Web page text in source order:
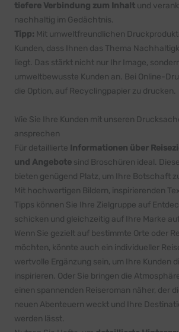
tiefere Verbindung zum Inhalt und
nachhaltig im Gedächtnis.
Tipp: Mit umweltfreundlichen
Kunden, dass Ihnen das Thema
liegt. Das stärkt nicht nur Ihr Image,
umweltbewusste Kunden an. Bei Online-
die Option, auf Recyclingpapier zu drucken.
Wie Sie Ihre Kunden mit unseren
ansprechen
Für detaillierte Informationen über
und Angebote sind Broschüren ideal.
bieten genügend Platz, um Ihre Botschaft
Mit hochwertigen Bildern, inspirierenden
Tipps können Sie Ihre Zielgruppe auf
schicken und gleichzeitig auf Ihre Marke
Wenn Sie gezielt auf bestimmte Orte oder
möchten, könnte auch ein individueller
wertvolle Ergänzung sein, um Ihre Kunden
inspirieren. Oder Sie bringen die
einen spannenden Reiseroman näher, der
neuen Abenteuern weckt und Ihre
werden lässt.